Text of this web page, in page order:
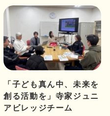
「子ども真ん中、未来を
創る活動を」寺家ジュニ
アビレッジチーム